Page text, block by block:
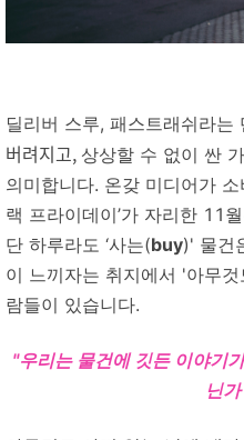
딜리버 스루, 패스트래쉬라는
버려지고, 상상할 수 없이 싼
의미합니다. 온갖 미디어가
랙 프라이데이’가 자리한 11
단 하루라도 ‘사는(buy)' 물건
이 느끼자는 취지에서 '아무
람들이 있습니다.
"우리는 물건에 깃든 이야기
닌